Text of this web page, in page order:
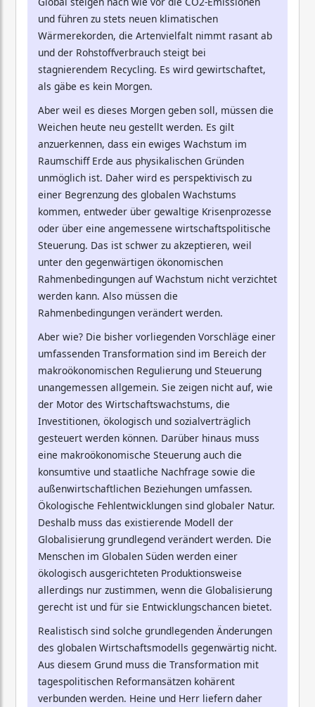
und führen zu stets neuen klimatischen
Wärmerekorden, die Artenvielfalt nimmt rasant ab
und der Rohstoffverbrauch steigt bei
stagnierendem Recycling. Es wird gewirtschaftet,
als gäbe es kein Morgen.
Aber weil es dieses Morgen geben soll, müssen die
Weichen heute neu gestellt werden. Es gilt
anzuerkennen, dass ein ewiges Wachstum im
Raumschiff Erde aus physikalischen Gründen
unmöglich ist. Daher wird es perspektivisch zu
einer Begrenzung des globalen Wachstums
kommen, entweder über gewaltige Krisenprozesse
oder über eine angemessene wirtschaftspolitische
Steuerung. Das ist schwer zu akzeptieren, weil
unter den gegenwärtigen ökonomischen
Rahmenbedingungen auf Wachstum nicht verzichtet
werden kann. Also müssen die
Rahmenbedingungen verändert werden.
Aber wie? Die bisher vorliegenden Vorschläge einer
umfassenden Transformation sind im Bereich der
makroökonomischen Regulierung und Steuerung
unangemessen allgemein. Sie zeigen nicht auf, wie
der Motor des Wirtschaftswachstums, die
Investitionen, ökologisch und sozialverträglich
gesteuert werden können. Darüber hinaus muss
eine makroökonomische Steuerung auch die
konsumtive und staatliche Nachfrage sowie die
außenwirtschaftlichen Beziehungen umfassen.
Ökologische Fehlentwicklungen sind globaler Natur.
Deshalb muss das existierende Modell der
Globalisierung grundlegend verändert werden. Die
Menschen im Globalen Süden werden einer
ökologisch ausgerichteten Produktionsweise
allerdings nur zustimmen, wenn die Globalisierung
gerecht ist und für sie Entwicklungschancen bietet.
Realistisch sind solche grundlegenden Änderungen
des globalen Wirtschaftsmodells gegenwärtig nicht.
Aus diesem Grund muss die Transformation mit
tagespolitischen Reformansätzen kohärent
verbunden werden. Heine und Herr liefern daher